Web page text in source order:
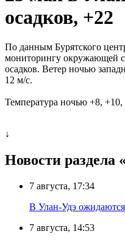
осадков, +22
По данным Бурятского
мониторингу окружающей
осадков. Ветер ночью
12 м/с.
Температура ночью +8,
↓
Новости раздела
7 августа, 17:34
В Улан-Удэ
7 августа, 14:53